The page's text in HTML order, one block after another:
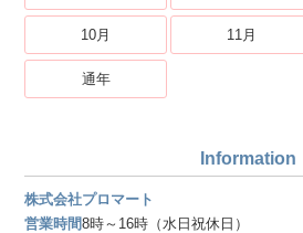
10月 11月
通年
Information
株式会社プロマート
営業時間8時～16時（水日祝休日）